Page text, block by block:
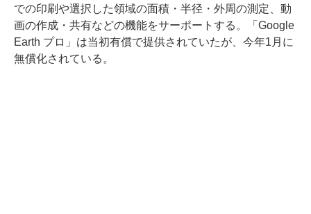
での印刷や選択した領域の面積・半径・外周の測定、動
画の作成・共有などの機能をサーポートする。「Google
Earth プロ」は当初有償で提供されていたが、今年1月に
無償化されている。